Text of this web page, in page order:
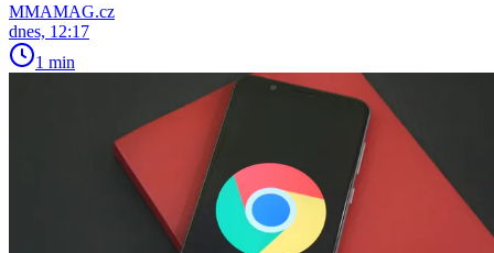
MMAMAG.cz
dnes, 12:17
1 min